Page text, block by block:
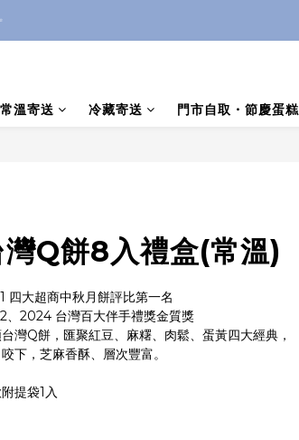
常溫寄送 冷藏寄送 門市自取・節慶蛋糕
灣Q餅8入禮盒(常溫)
四大超商中秋月餅評比第一名
、2024 台灣百大伴手禮獎金質獎
灣Q餅，匯聚紅豆、麻糬、肉鬆、蛋黃四大經典，
下，芝麻香酥、層次豐富。
提袋1入